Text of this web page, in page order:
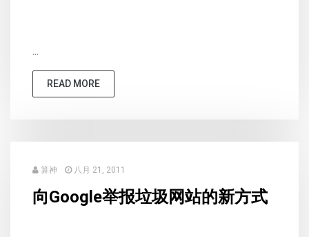
...
READ MORE
算神 八月 21, 2011
向Google举报垃圾网站的新方式